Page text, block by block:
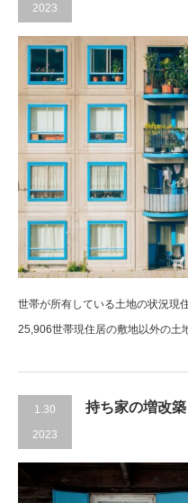
2023
世帯が所有している土地の状況
25,906世帯現住居の敷地以外の土
1.30
2023
持ち家の増改